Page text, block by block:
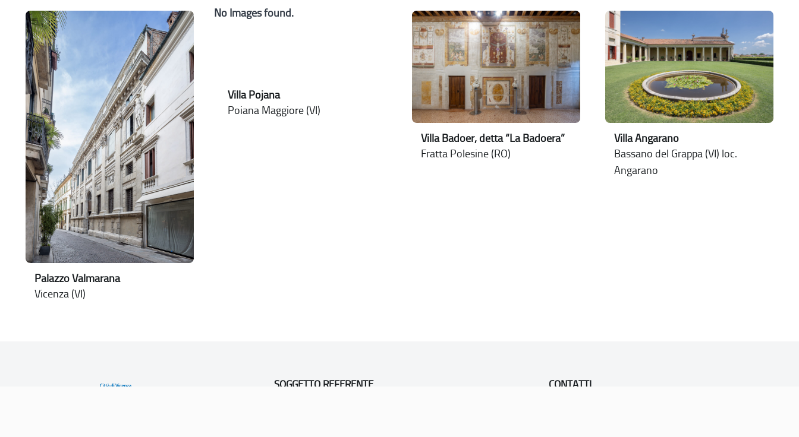
Palazzo Valmarana
Vicenza (VI)
No Images found.
Villa Pojana
Poiana Maggiore (VI)
Villa Badoer, detta “La Badoera”
Fratta Polesine (RO)
Villa Angarano
Bassano del Grappa (VI) loc.
Angarano
SOGGETTO REFERENTE CONTATTI